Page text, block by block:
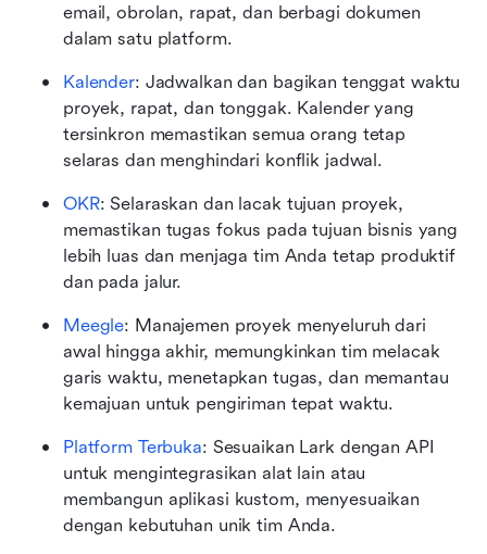
email, obrolan, rapat, dan berbagi dokumen
dalam satu platform.
Kalender: Jadwalkan dan bagikan tenggat waktu
proyek, rapat, dan tonggak. Kalender yang
tersinkron memastikan semua orang tetap
selaras dan menghindari konflik jadwal.
OKR: Selaraskan dan lacak tujuan proyek,
memastikan tugas fokus pada tujuan bisnis yang
lebih luas dan menjaga tim Anda tetap produktif
dan pada jalur.
Meegle: Manajemen proyek menyeluruh dari
awal hingga akhir, memungkinkan tim melacak
garis waktu, menetapkan tugas, dan memantau
kemajuan untuk pengiriman tepat waktu.
Platform Terbuka: Sesuaikan Lark dengan API
untuk mengintegrasikan alat lain atau
membangun aplikasi kustom, menyesuaikan
dengan kebutuhan unik tim Anda.